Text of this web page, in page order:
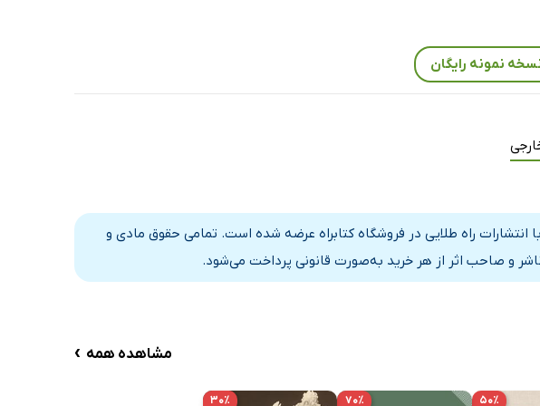
نمونه رایگان
انتشارات راه طلایی در فروشگاه کتابراه عرضه شده است. تمامی حقوق مادی و
و صاحب اثر از هر خرید به‌صورت قانونی پرداخت می‌شود.
مشاهده همه ›
۵۰٪ ۷۰٪ ۳۰٪